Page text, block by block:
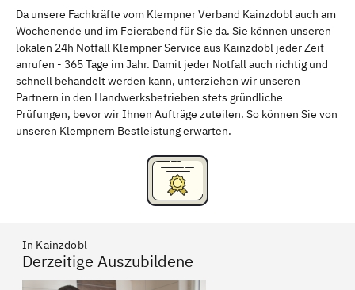
Schweinfurt Passau
Freising Rudelsdorf, Mittelfranken
Da unsere Fachkräfte vom Klempner Verband Kainzdobl auch am
Wochenende und im Feierabend für Sie da. Sie können unseren
lokalen 24h Notfall Klempner Service aus Kainzdobl jeder Zeit
anrufen - 365 Tage im Jahr. Damit jeder Notfall auch richtig und
schnell behandelt werden kann, unterziehen wir unseren
Partnern in den Handwerksbetrieben stets gründliche
Prüfungen, bevor wir Ihnen Aufträge zuteilen. So können Sie von
unseren Klempnern Bestleistung erwarten.
In Kainzdobl
Derzeitige Auszubildene